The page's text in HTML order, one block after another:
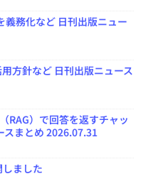
義務化など 日刊出版ニュー
方針など 日刊出版ニュース
RAG）で回答を返すチャッ
スまとめ 2026.07.31
ました